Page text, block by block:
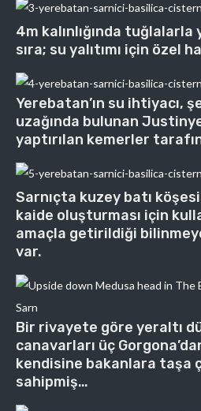
4m kalınlığında tuğlalarla
sıra; su yalıtımı için özel
Yerebatan’ın su ihtiyacı,
uzağında bulunan
yaptırılan kemerler
Sarnıçta kuzey batı
kaide oluşturması için
amaçla getirildiği
var.
Bir rivayete göre yeraltı
canavarları üç
kendisine bakanlara taşa
sahipmiş…